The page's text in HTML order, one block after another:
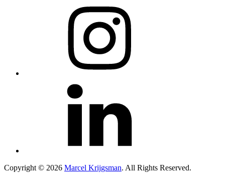
Copyright © 2026 Marcel Krijgsman. All Rights Reserved.